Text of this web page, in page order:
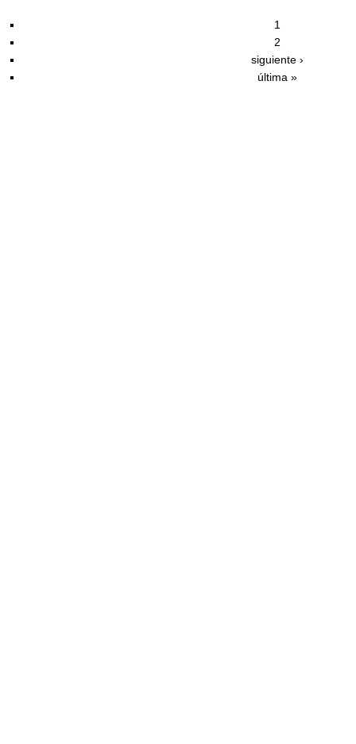
1
2
siguiente ›
última »